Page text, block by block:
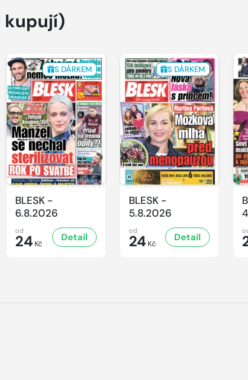
kupují)
S DÁRKEM
BLESK -
6.8.2026
od
24 Kč
Detail
S DÁRKEM
BLESK -
5.8.2026
od
24 Kč
Detail